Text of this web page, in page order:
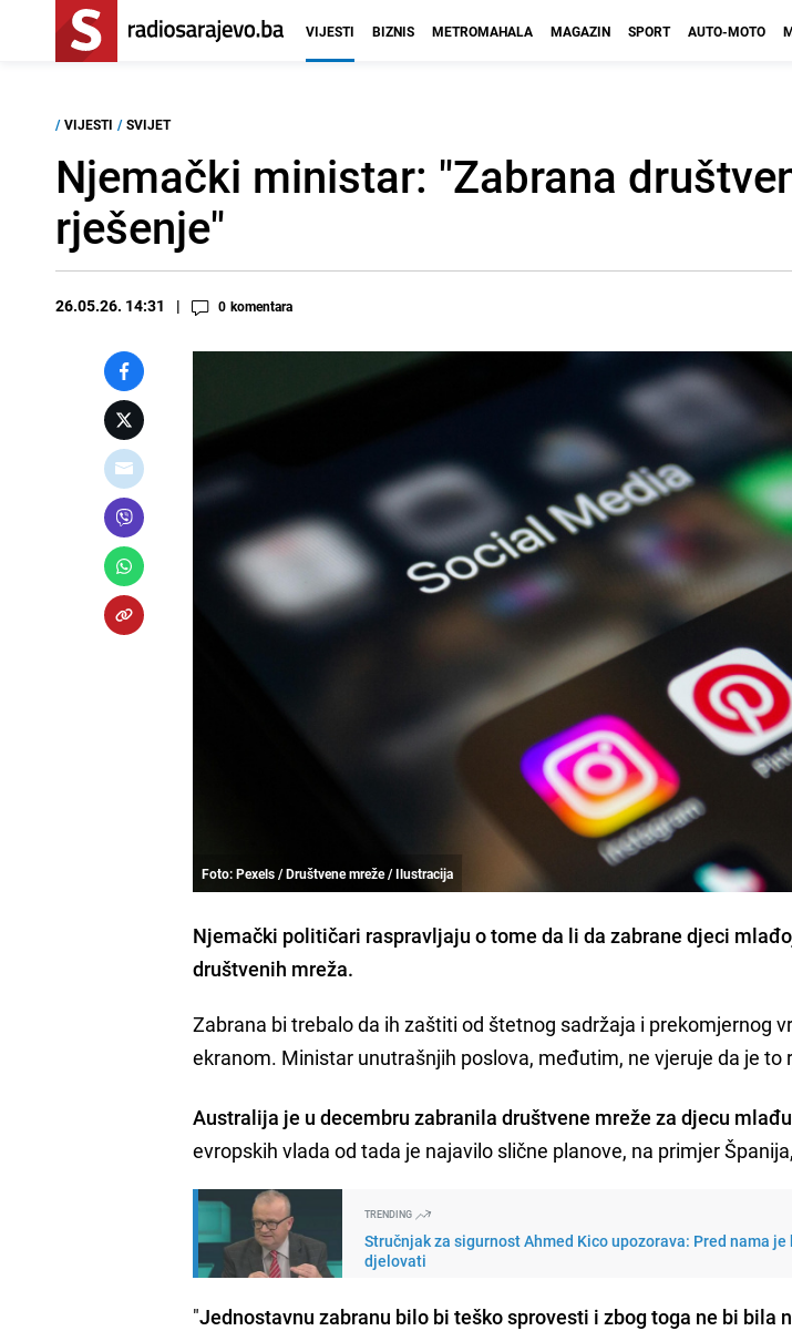
VIJESTI BIZNIS METROMAHALA MAGAZIN SPORT AUTO-MOTO
/ VIJESTI / SVIJET
Njemački ministar: "Zabrana
rješenje"
26.05.26. 14:31 0 komentara
Foto: Pexels / Društvene mreže / Ilustracija
Njemački političari raspravljaju o tome da li da zabrane djeci
društvenih mreža.
Zabrana bi trebalo da ih zaštiti od štetnog sadržaja i prekomjernog
ekranom. Ministar unutrašnjih poslova, međutim, ne vjeruje da je to
Australija je u decembru zabranila društvene mreže za djecu
evropskih vlada od tada je najavilo slične planove, na primjer
TRENDING
Stručnjak za sigurnost Ahmed Kico upozorava: Pred nama
djelovati
"Jednostavnu zabranu bilo bi teško sprovesti i zbog toga ne bi bila